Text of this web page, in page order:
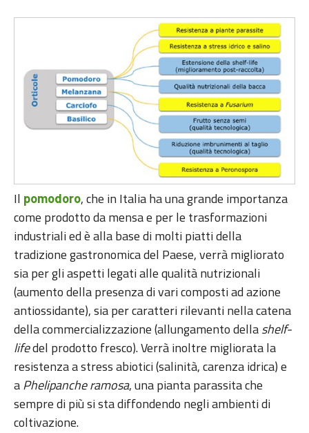
Il pomodoro, che in Italia ha una grande importanza
come prodotto da mensa e per le trasformazioni
industriali ed è alla base di molti piatti della
tradizione gastronomica del Paese, verrà migliorato
sia per gli aspetti legati alle qualità nutrizionali
(aumento della presenza di vari composti ad azione
antiossidante), sia per caratteri rilevanti nella catena
della commercializzazione (allungamento dellashelf-
lifedel prodotto fresco). Verrà inoltre migliorata la
resistenza a stress abiotici (salinità, carenza idrica) e
aPhelipanche ramosa, una pianta parassita che
sempre di più si sta diffondendo negli ambienti di
coltivazione.